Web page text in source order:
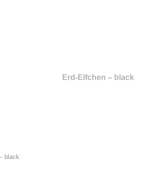
Erd-Elfchen – black